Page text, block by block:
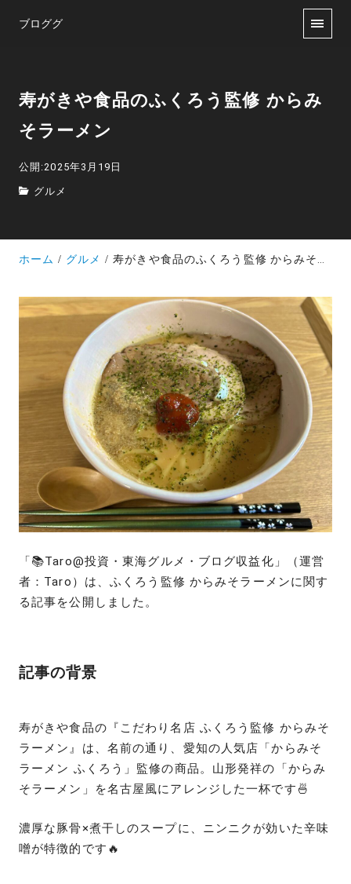
ブロググ
寿がきや食品のふくろう監修 からみ
そラーメン
公開:2025年3月19日
グルメ
ホーム グルメ 寿がきや食品のふくろう監修 からみそラーメン
「📚Taro@投資・東海グルメ・ブログ収益化」（運営
者：Taro）は、ふくろう監修 からみそラーメンに関す
る記事を公開しました。
記事の背景
寿がきや食品の『こだわり名店 ふくろう監修 からみそ
ラーメン』は、名前の通り、愛知の人気店「からみそ
ラーメン ふくろう」監修の商品。山形発祥の「からみ
そラーメン」を名古屋風にアレンジした一杯です🍜
濃厚な豚骨×煮干しのスープに、ニンニクが効いた辛味
噌が特徴的です🔥